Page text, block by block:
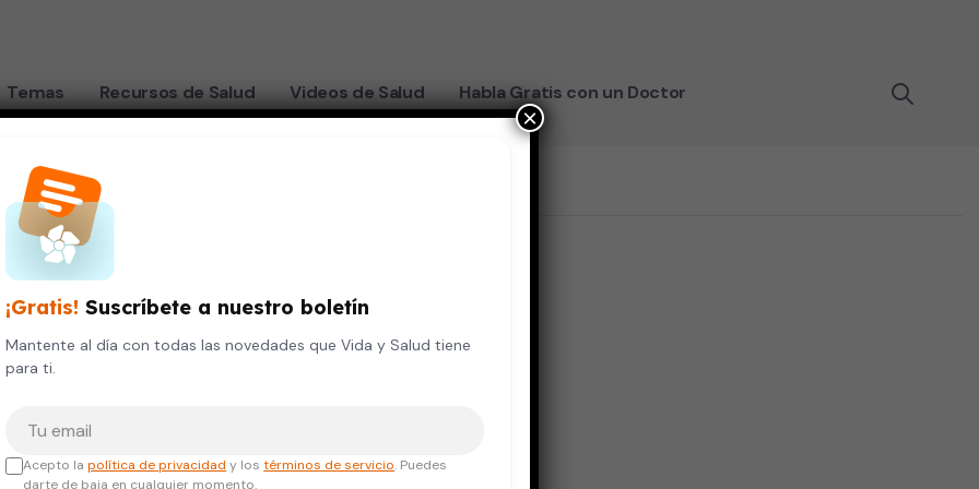
Temas Recursos de Salud Videos de Salud Habla Gratis con un Doctor
Karla Salinas Barboza
ACADÉMICOS
¡Gratis! Suscríbete a nuestro boletín
Mantente al día con todas las novedades que Vida y Salud tiene
para ti.
Acepto lapolítica de privacidad y lostérminos de servicio. Puedes
darte de baja en cualquier momento.
×